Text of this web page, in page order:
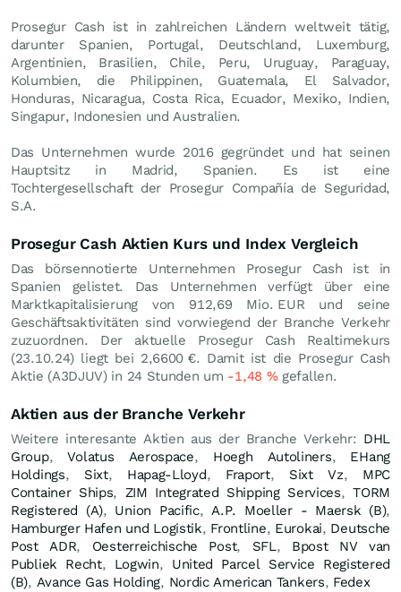
Prosegur Cash ist in zahlreichen Ländern weltweit tätig,
darunter Spanien, Portugal, Deutschland, Luxemburg,
Argentinien, Brasilien, Chile, Peru, Uruguay, Paraguay,
Kolumbien, die Philippinen, Guatemala, El Salvador,
Honduras, Nicaragua, Costa Rica, Ecuador, Mexiko, Indien,
Singapur, Indonesien und Australien.
Das Unternehmen wurde 2016 gegründet und hat seinen
Hauptsitz in Madrid, Spanien. Es ist eine
Tochtergesellschaft der Prosegur Compañía de Seguridad,
S.A.
Prosegur Cash Aktien Kurs und Index Vergleich
Das börsennotierte Unternehmen Prosegur Cash ist in
Spanien gelistet. Das Unternehmen verfügt über eine
Marktkapitalisierung von 912,69 Mio. EUR und seine
Geschäftsaktivitäten sind vorwiegend der Branche Verkehr
zuzuordnen. Der aktuelle Prosegur Cash Realtimekurs
(23.10.24) liegt bei 2,6600 €. Damit ist die Prosegur Cash
Aktie (A3DJUV) in 24 Stunden um -1,48 %gefallen.
Aktien aus der Branche Verkehr
Weitere interesante Aktien aus der Branche Verkehr: DHL
Group,Volatus Aerospace, Hoegh Autoliners, EHang
Holdings, Sixt, Hapag-Lloyd, Fraport, Sixt Vz, MPC
Container Ships, ZIM Integrated Shipping Services,TORM
Registered (A), Union Pacific,A.P. Moeller - Maersk (B),
Hamburger Hafen und Logistik, Frontline, Eurokai, Deutsche
Post ADR, Oesterreichische Post, SFL, Bpost NV van
Publiek Recht, Logwin, United Parcel Service Registered
(B), Avance Gas Holding, Nordic American Tankers, Fedex